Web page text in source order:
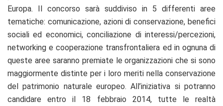
Europa. Il concorso sarà suddiviso in 5 differenti aree
tematiche: comunicazione, azioni di conservazione, benefici
sociali ed economici, conciliazione di interessi/percezioni,
networking e cooperazione transfrontaliera ed in ognuna di
queste aree saranno premiate le organizzazioni che si sono
maggiormente distinte per i loro meriti nella conservazione
del patrimonio naturale europeo. All’iniziativa si potranno
candidare entro il 18 febbraio 2014, tutte le realtà